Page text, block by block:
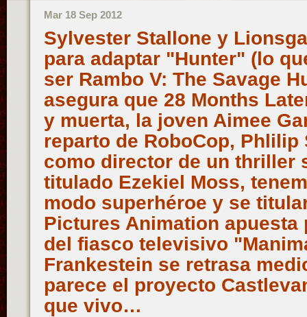
Mar 18 Sep 2012
Sylvester Stallone y
para adaptar "Hunter" (lo
ser Rambo V: The Savage
asegura que 28 Months
y muerta, la joven Aimee
reparto de RoboCop, Phlilip
como director de un thriller
titulado Ezekiel Moss,
modo superhéroe y se
Pictures Animation apuesta
del fiasco televisivo
Frankestein se retrasa
parece el proyecto
que vivo…